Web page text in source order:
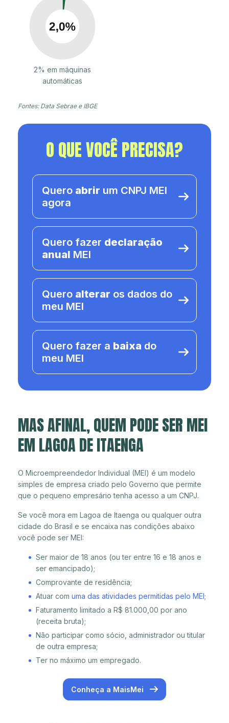
2% em máquinas
automáticas
Fontes: Data Sebrae e IBGE
O QUE VOCÊ PRECISA?
Quero abrir um CNPJ MEI
agora
Quero fazer declaração
anual MEI
Quero alterar os dados do
meu MEI
Quero fazer a baixa do
meu MEI
MAS AFINAL, QUEM PODE SER MEI
EM LAGOA DE ITAENGA
O Microempreendedor Individual (MEI) é um modelo
simples de empresa criado pelo Governo que permite
que o pequeno empresário tenha acesso a um CNPJ.
Se você mora em Lagoa de Itaenga ou qualquer outra
cidade do Brasil e se encaixa nas condições abaixo
você pode ser MEI:
Ser maior de 18 anos (ou ter entre 16 e 18 anos e
ser emancipado);
Comprovante de residência;
Atuar com uma das atividades permitidas pelo MEI;
Faturamento limitado a R$ 81.000,00 por ano
(receita bruta);
Não participar como sócio, administrador ou titular
de outra empresa;
Ter no máximo um empregado.
Conheça a MaisMei